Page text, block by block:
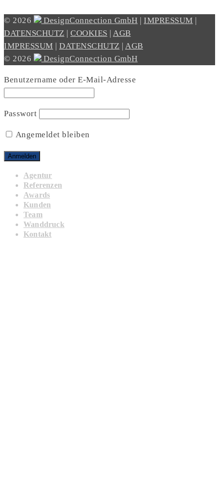
© 2026 DesignConnection GmbH IMPRESSUM
DATENSCHUTZ
COOKIES
AGB
IMPRESSUM
DATENSCHUTZ
AGB
© 2026
DesignConnection GmbH
Benutzername oder E-Mail-Adresse
Passwort
Angemeldet bleiben
Agentur
Referenzen
Awards
Kunden
Team
Wanddruck
Kontakt